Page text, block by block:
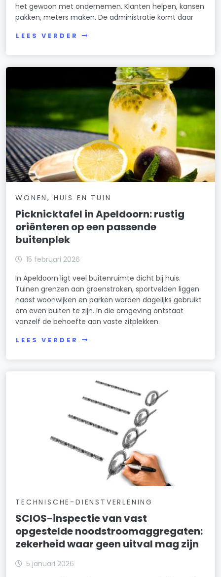
het gewoon met ondernemen. Klanten helpen, kansen
pakken, meters maken. De administratie komt daar
LEES VERDER
WONEN, HUIS EN TUIN
Picknicktafel in Apeldoorn: rustig
oriënteren op een passende
buitenplek
15 februari 2026
In Apeldoorn ligt veel buitenruimte dicht bij huis.
Tuinen grenzen aan groenstroken, sportvelden liggen
naast woonwijken en parken worden dagelijks gebruikt
om even buiten te zijn. In die omgeving ontstaat
vanzelf de behoefte aan vaste zitplekken.
LEES VERDER
TECHNISCHE-DIENSTVERLENING
SCIOS-inspectie van vast
opgestelde noodstroomaggregaten:
zekerheid waar geen uitval mag zijn
5 januari 2026